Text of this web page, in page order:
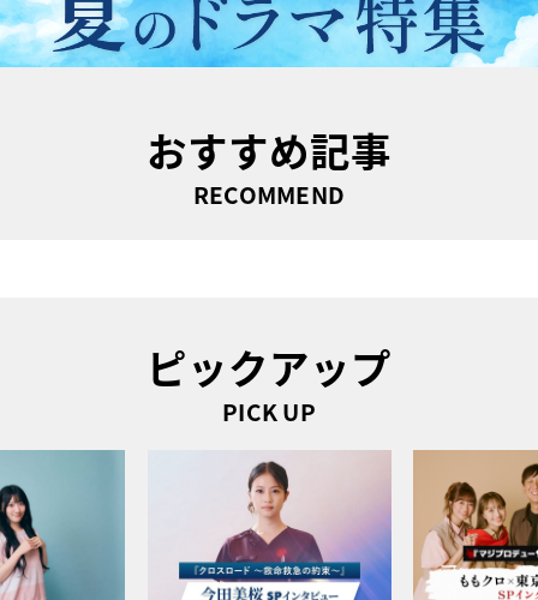
おすすめ記事
RECOMMEND
ピックアップ
PICK UP